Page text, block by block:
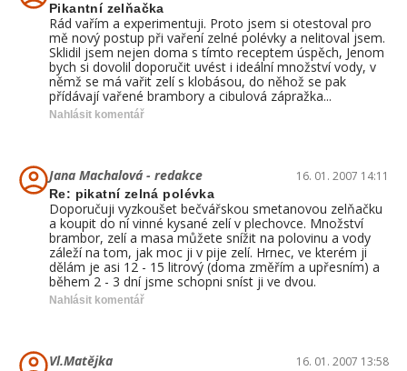
Pikantní zelňačka
Rád vařím a experimentuji. Proto jsem si otestoval pro
mě nový postup při vaření zelné polévky a nelitoval jsem.
Sklidil jsem nejen doma s tímto receptem úspěch, Jenom
bych si dovolil doporučit uvést i ideální množství vody, v
němž se má vařit zelí s klobásou, do něhož se pak
přídávají vařené brambory a cibulová zápražka...
Nahlásit komentář
Jana Machalová - redakce 16. 01. 2007 14:11
Re: pikatní zelná polévka
Doporučuji vyzkoušet bečvářskou smetanovou zelňačku
a koupit do ní vinné kysané zelí v plechovce. Množství
brambor, zelí a masa můžete snížit na polovinu a vody
záleží na tom, jak moc ji v pije zelí. Hrnec, ve kterém ji
dělám je asi 12 - 15 litrový (doma změřím a upřesním) a
během 2 - 3 dní jsme schopni sníst ji ve dvou.
Nahlásit komentář
Vl.Matějka 16. 01. 2007 13:58